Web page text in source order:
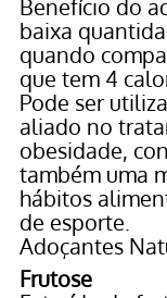
Benefício do
baixa
quando
que tem 4
Pode ser
aliado no
obesidade,
também uma
hábitos
de esporte.
Adoçantes
Frutose